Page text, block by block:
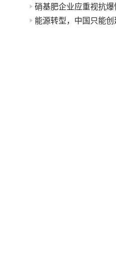
硝基肥企业应重视抗
能源转型，中国只能